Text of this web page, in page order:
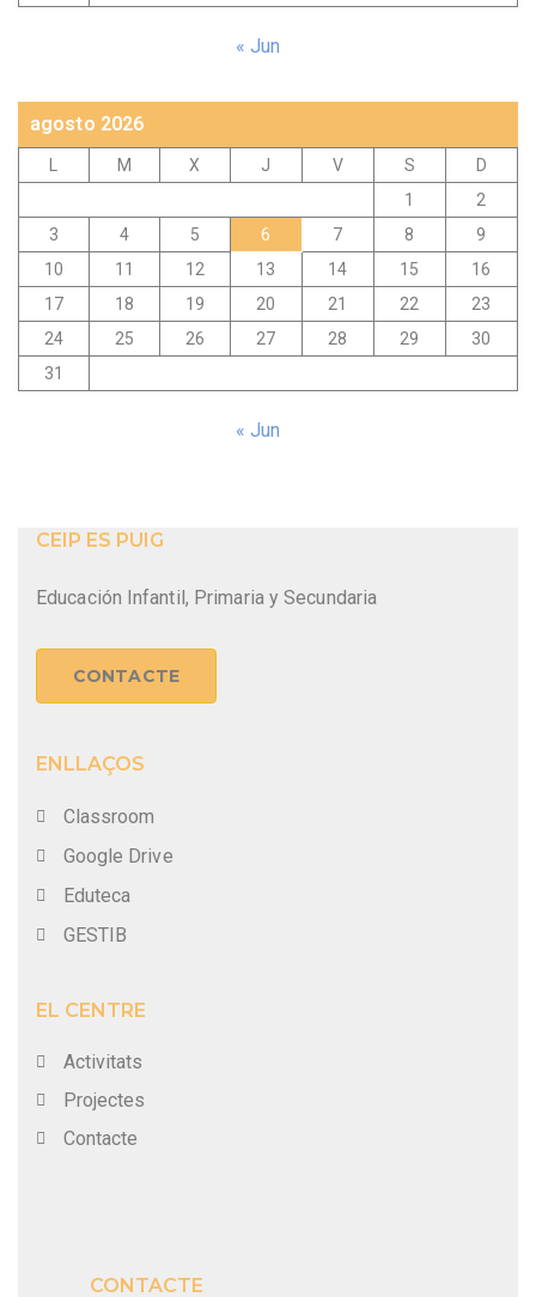
« Jun
agosto 2026
M X J V S
D
1
2
3
4 5 6 7 8
9
10
11 12 13 14 15
16
17
18 19 20 21 22
23
24
25 26 27 28 29
30
31
« Jun
CEIP ES PUIG
Educación Infantil, Primaria y Secundaria
CONTACTE
ENLLAÇOS
Classroom
Google Drive
Eduteca
GESTIB
EL CENTRE
Activitats
Projectes
Contacte
CONTACTE